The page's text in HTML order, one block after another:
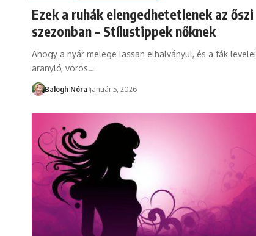
Ezek a ruhák elengedhetetlenek az őszi
szezonban – Stílustippek nőknek
Ahogy a nyár melege lassan elhalványul, és a fák levelei
aranyló, vörös…
Balogh Nóra január 5, 2026